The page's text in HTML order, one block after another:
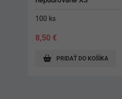
100 ks
8,50 €
PRIDAŤ DO KOŠÍKA